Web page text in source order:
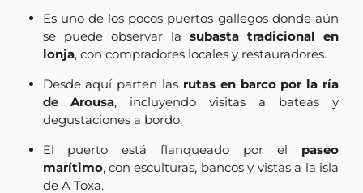
Es uno de los pocos puertos gallegos donde aún
se puede observar la subasta tradicional en
lonja, con compradores locales y restauradores.
Desde aquí parten las rutas en barco por la ría
de Arousa, incluyendo visitas a bateas y
degustaciones a bordo.
El puerto está flanqueado por el paseo
marítimo, con esculturas, bancos y vistas a la isla
de A Toxa.